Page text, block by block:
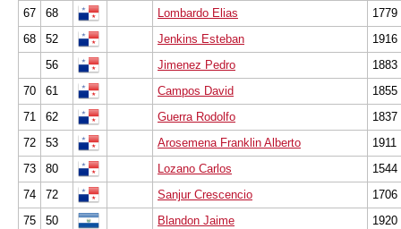
67
68 Lombardo Elias
1779
68
52 Jenkins Esteban
1916
56
Jimenez Pedro
1883
70
61 Campos David
1855
71
62 Guerra Rodolfo
1837
72
53 Arosemena Franklin Alberto
1911
73
80 Lozano Carlos
1544
74
72 Sanjur Crescencio
1706
75
50 Blandon Jaime
1920